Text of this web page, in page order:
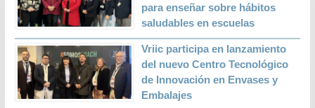
para enseñar sobre hábitos
saludables en escuelas
Vriic participa en lanzamiento
del nuevo Centro Tecnológico
de Innovación en Envases y
Embalajes